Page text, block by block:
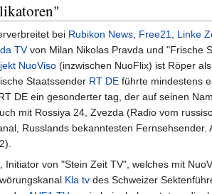
bei Rubikon News, Free21, Linke
TVvon Milan Nikolas Pravda und "Frische
NuoViso (inzwischen NuoFlix) ist Röper
Staatssender RT DE führte mindestens
DE ein gesonderter tag, der auf seinen
mit Rossiya 24, Zvezda (Radio vom
Russlands bekanntesten Fernsehsender.
, Initiator von "Stein Zeit TV", welches mit
Kla tv des Schweizer